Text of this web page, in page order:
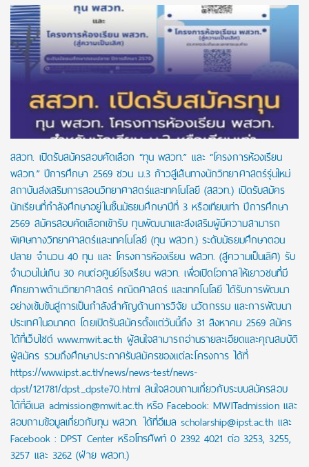
สสวท. เปิดรับสมัครสอบคัดเลือก “ทุน พสวท.” และ “โครงการห้องเรียน
พสวท.” ปีการศึกษา 2569 ชวน ม.3 ก้าวสู่เส้นทางนักวิทยาศาสตร์รุ่นใหม่
สถาบันส่งเสริมการสอนวิทยาศาสตร์และเทคโนโลยี (สสวท.) เปิดรับสมัคร
นักเรียนที่กำลังศึกษาอยู่ในชั้นมัธยมศึกษาปีที่ 3 หรือเทียบเท่า ปีการศึกษา
2569 สมัครสอบคัดเลือกเข้ารับ ทุนพัฒนาและส่งเสริมผู้มีความสามารถ
พิเศษทางวิทยาศาสตร์และเทคโนโลยี (ทุน พสวท.) ระดับมัธยมศึกษาตอน
ปลาย จำนวน 40 ทุน และ โครงการห้องเรียน พสวท. (สู่ความเป็นเลิศ) รับ
จำนวนไม่เกิน 30 คนต่อศูนย์โรงเรียน พสวท. เพื่อเปิดโอกาสให้เยาวชนที่มี
ศักยภาพด้านวิทยาศาสตร์ คณิตศาสตร์ และเทคโนโลยี ได้รับการพัฒนา
อย่างเข้มข้นสู่การเป็นกำลังสำคัญด้านการวิจัย นวัตกรรม และการพัฒนา
ประเทศในอนาคต โดยเปิดรับสมัครตั้งแต่วันนี้ถึง 31 สิงหาคม 2569 สมัคร
ได้ที่เว็บไซต์ www.mwit.ac.th ผู้สนใจสามารถอ่านรายละเอียดและคุณสมบัติ
ผู้สมัคร รวมถึงศึกษาประกาศรับสมัครของแต่ละโครงการ ได้ที่
https://www.ipst.ac.th/news/news-test/news-
dpst/121781/dpst_dpste70.html สนใจสอบถามเกี่ยวกับระบบสมัครสอบ
ได้ที่อีเมล admission@mwit.ac.th หรือ Facebook: MWITadmission และ
สอบถามข้อมูลเกี่ยวกับทุน พสวท. ได้ที่อีเมล scholarship@ipst.ac.th และ
Facebook : DPST Center หรือโทรศัพท์ 0 2392 4021 ต่อ 3253, 3255,
3257 และ 3262 (ฝ่าย พสวท.)